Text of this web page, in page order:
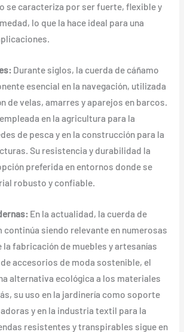
se caracteriza por ser fuerte, flexible y
lo que la hace ideal para una
Durante siglos, la cuerda de cáñamo
esencial en la navegación, utilizada
de velas, amarres y aparejos en barcos.
en la agricultura para la
de pesca y en la construcción para la
Su resistencia y durabilidad la
preferida en entornos donde se
robusto y confiable.
En la actualidad, la cuerda de
continúa siendo relevante en numerosas
fabricación de muebles y artesanías
accesorios de moda sostenible, el
alternativa ecológica a los materiales
su uso en la jardinería como soporte
y en la industria textil para la
resistentes y transpirables sigue en